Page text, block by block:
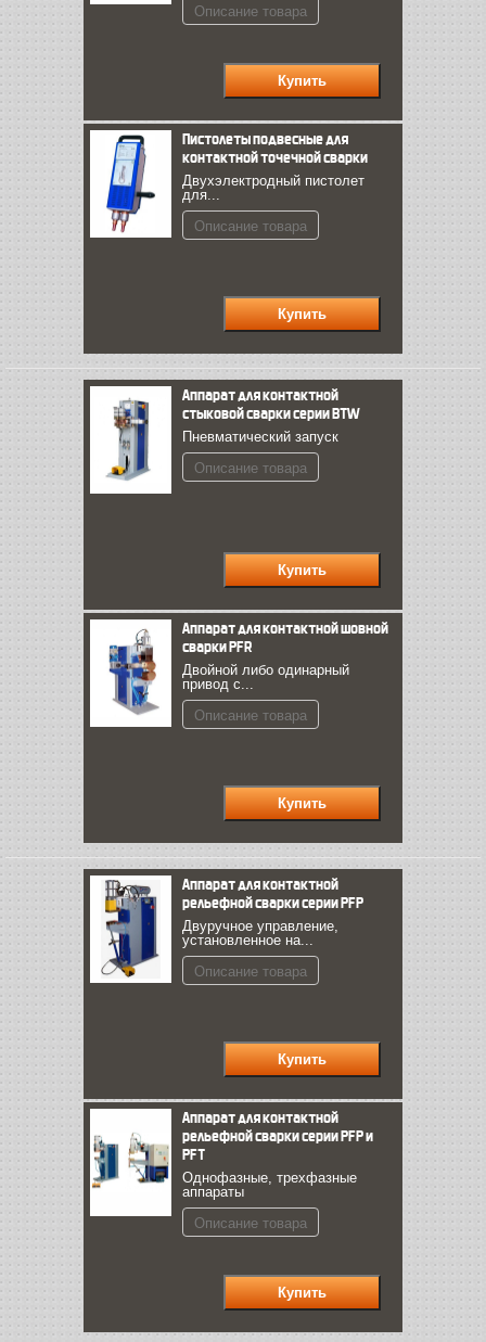
Описание товара
Пистолеты подвесные для
контактной точечной сварки
Двухэлектродный пистолет
для...
Описание товара
Аппарат для контактной
стыковой сварки серии BTW
Пневматический запуск
Описание товара
Аппарат для контактной шовной
сварки PFR
Двойной либо одинарный
привод с...
Описание товара
Аппарат для контактной
рельефной сварки серии PFP
Двуручное управление,
установленное на...
Описание товара
Аппарат для контактной
рельефной сварки серии PFP и
PFТ
Однофазные, трехфазные
аппараты
Описание товара